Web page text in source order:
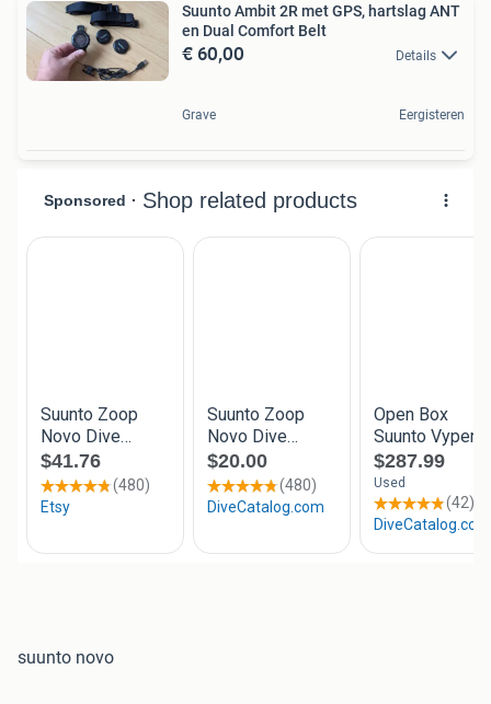
Suunto Ambit 2R met GPS, hartslag ANT
en Dual Comfort Belt
€ 60,00 Details
Grave Eergisteren
suunto novo